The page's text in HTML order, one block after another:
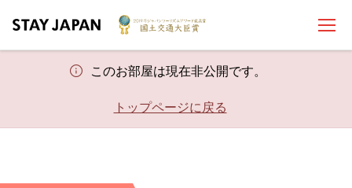
このお部屋は現在非公開です。
トップページに戻る